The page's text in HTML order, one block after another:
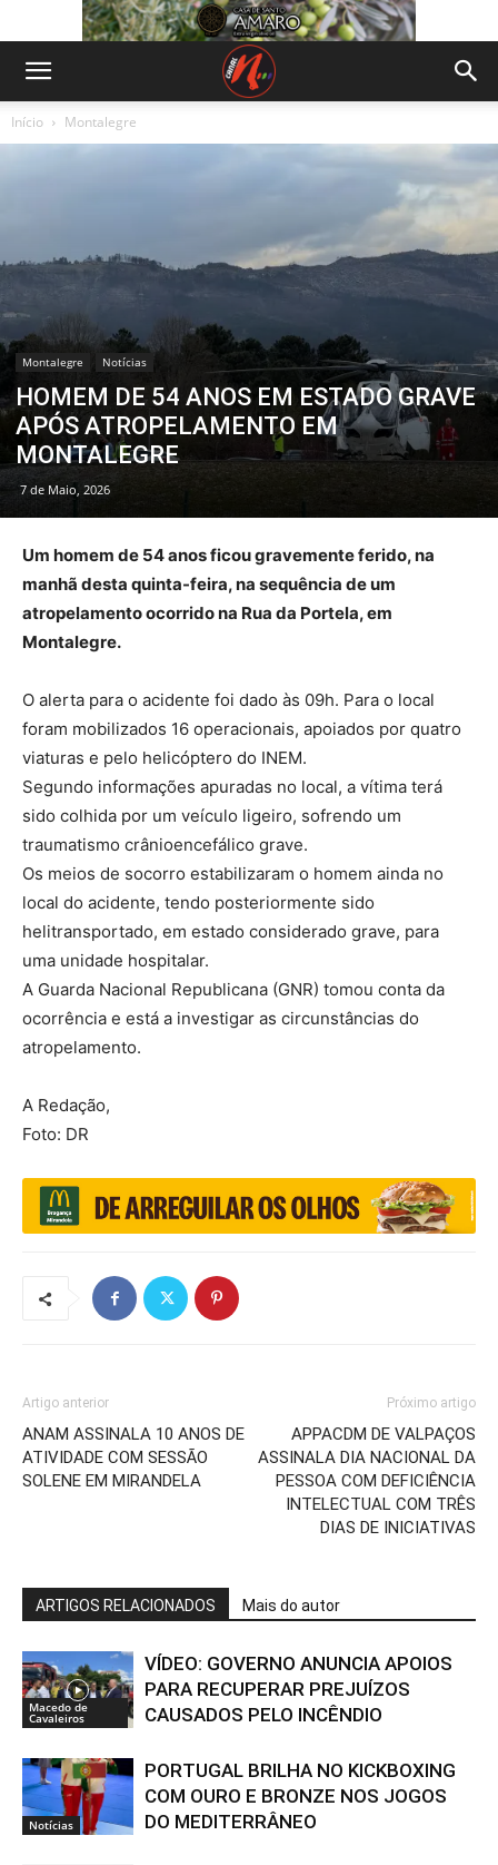
Início Montalegre
Montalegre Notícias
HOMEM DE 54 ANOS EM ESTADO GRAVE
APÓS ATROPELAMENTO EM
MONTALEGRE
7 de Maio, 2026
Um homem de 54 anos ficou gravemente ferido, na
manhã desta quinta-feira, na sequência de um
atropelamento ocorrido na Rua da Portela, em
Montalegre.
O alerta para o acidente foi dado às 09h. Para o local
foram mobilizados 16 operacionais, apoiados por quatro
viaturas e pelo helicóptero do INEM.
Segundo informações apuradas no local, a vítima terá
sido colhida por um veículo ligeiro, sofrendo um
traumatismo crânioencefálico grave.
Os meios de socorro estabilizaram o homem ainda no
local do acidente, tendo posteriormente sido
helitransportado, em estado considerado grave, para
uma unidade hospitalar.
A Guarda Nacional Republicana (GNR) tomou conta da
ocorrência e está a investigar as circunstâncias do
atropelamento.
A Redação,
Foto: DR
Artigo anterior
ANAM ASSINALA 10 ANOS DE
ATIVIDADE COM SESSÃO
SOLENE EM MIRANDELA
Próximo artigo
APPACDM DE VALPAÇOS
ASSINALA DIA NACIONAL DA
PESSOA COM DEFICIÊNCIA
INTELECTUAL COM TRÊS
DIAS DE INICIATIVAS
ARTIGOS RELACIONADOS Mais do autor
Macedo de
Cavaleiros
VÍDEO: GOVERNO ANUNCIA APOIOS
PARA RECUPERAR PREJUÍZOS
CAUSADOS PELO INCÊNDIO
Notícias
PORTUGAL BRILHA NO KICKBOXING
COM OURO E BRONZE NOS JOGOS
DO MEDITERRÂNEO